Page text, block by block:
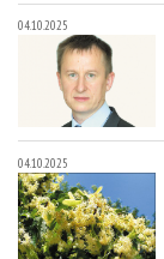
04.10.2025
04.10.2025